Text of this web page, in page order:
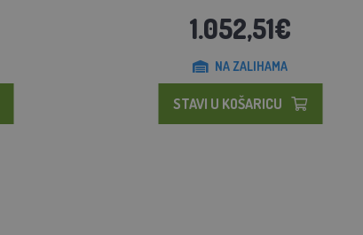
1.052,51€
NA ZALIHAMA
STAVI U KOŠARICU